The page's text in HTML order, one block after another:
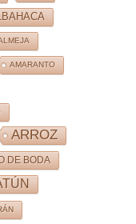
AMARANTO
ARROZ
DE BODA